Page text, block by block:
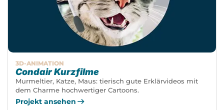
3D-ANIMATION
Condair Kurzfilme
Murmeltier, Katze, Maus: tierisch gute Erklärvideos mit
dem Charme hochwertiger Cartoons.
Projekt ansehen